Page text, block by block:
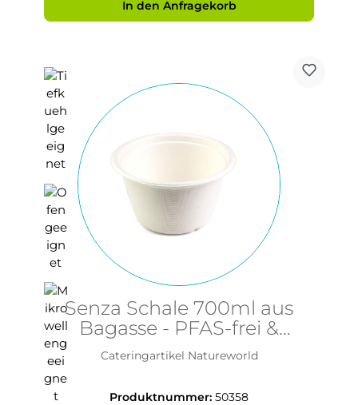
In den Anfragekorb
Senza Schale 700ml aus
Bagasse - PFAS-frei &
nachhaltig
Cateringartikel Natureworld
Produktnummer: 50358